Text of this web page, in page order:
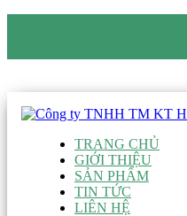
TRANG CHỦ
GIỚI THIỆU
SẢN PHẨM
TIN TỨC
LIÊN HỆ